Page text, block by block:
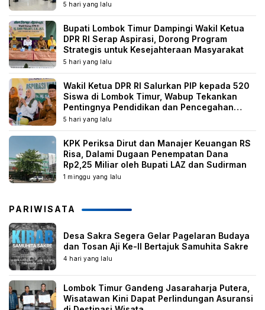
5 hari yang lalu
Bupati Lombok Timur Dampingi Wakil Ketua
DPR RI Serap Aspirasi, Dorong Program
Strategis untuk Kesejahteraan Masyarakat
5 hari yang lalu
Wakil Ketua DPR RI Salurkan PIP kepada 520
Siswa di Lombok Timur, Wabup Tekankan
Pentingnya Pendidikan dan Pencegahan
Perkawinan Anak
5 hari yang lalu
KPK Periksa Dirut dan Manajer Keuangan RS
Risa, Dalami Dugaan Penempatan Dana
Rp2,25 Miliar oleh Bupati LAZ dan Sudirman
1 minggu yang lalu
PARIWISATA
Desa Sakra Segera Gelar Pagelaran Budaya
dan Tosan Aji Ke-II Bertajuk Samuhita Sakre
4 hari yang lalu
Lombok Timur Gandeng Jasaraharja Putera,
Wisatawan Kini Dapat Perlindungan Asuransi